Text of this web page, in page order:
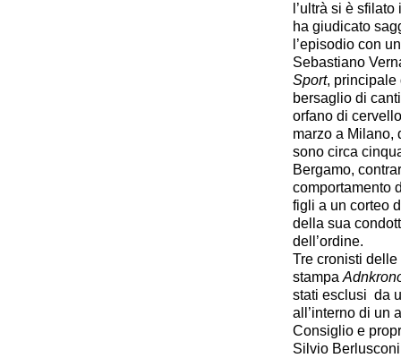
l’ultrà si è
ha giudicato
l’episodio con
Sebastiano
Sport, principale
bersaglio di
orfano di
marzo a Milano,
sono circa
Bergamo,
comportamento
figli a un corteo
della sua
dell’ordine.
Tre cronisti
stampa
stati esclusi da
all’interno di un
Consiglio e
Silvio